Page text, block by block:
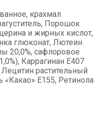
крахмал
Порошок
и жирных кислот,
глюконат, Лютеин
20,0%, сафлоровое
Каррагинан Е407
растительный
«Какао» Е155, Ретинола